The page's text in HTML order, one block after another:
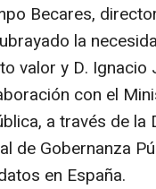
Becares,
la
valor y D. Ignacio
con el
a través de
de Gobernanza
en España.